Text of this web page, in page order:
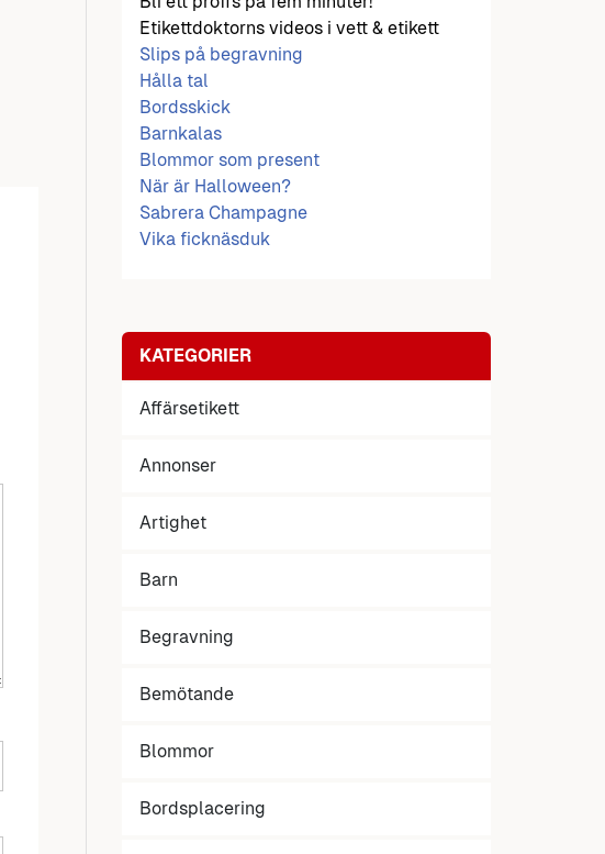
Etikettdoktorns videos i vett & etikett
Slips på begravning
Hålla tal
Bordsskick
Barnkalas
Blommor som present
När är Halloween?
Sabrera Champagne
Vika ficknäsduk
KATEGORIER
Affärsetikett
Annonser
Artighet
Barn
Begravning
Bemötande
Blommor
Bordsplacering